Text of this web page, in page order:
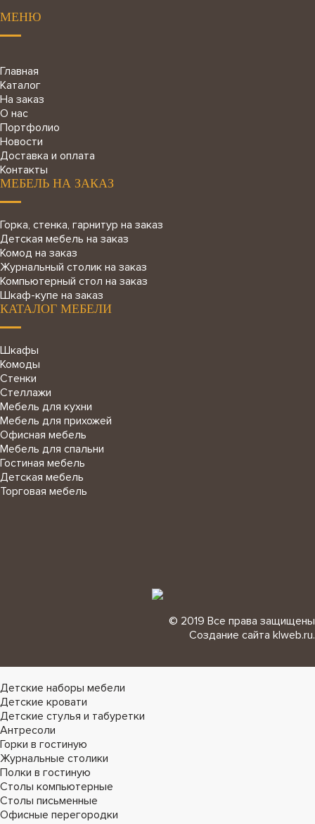
МЕНЮ
Главная
Каталог
На заказ
О нас
Портфолио
Новости
Доставка и оплата
Контакты
МЕБЕЛЬ НА ЗАКАЗ
Горка, стенка, гарнитур на заказ
Детская мебель на заказ
Комод на заказ
Журнальный столик на заказ
Компьютерный стол на заказ
Шкаф-купе на заказ
КАТАЛОГ МЕБЕЛИ
Шкафы
Комоды
Стенки
Стеллажи
Мебель для кухни
Мебель для прихожей
Офисная мебель
Мебель для спальни
Гостиная мебель
Детская мебель
Торговая мебель
© 2019 Все права защищены
Создание сайта klweb.ru.
Детские наборы мебели
Детские кровати
Детские стулья и табуретки
Антресоли
Горки в гостиную
Журнальные столики
Полки в гостиную
Столы компьютерные
Столы письменные
Офисные перегородки